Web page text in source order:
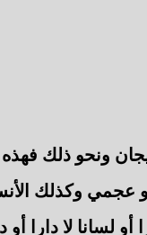
ونحو ذلك
عجمي وكذلك
لسانا لا دارا